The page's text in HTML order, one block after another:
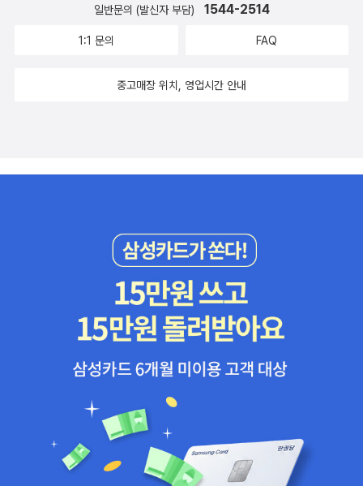
일반문의 (발신자 부담) 1544-2514
1:1 문의 FAQ
중고매장 위치, 영업시간 안내